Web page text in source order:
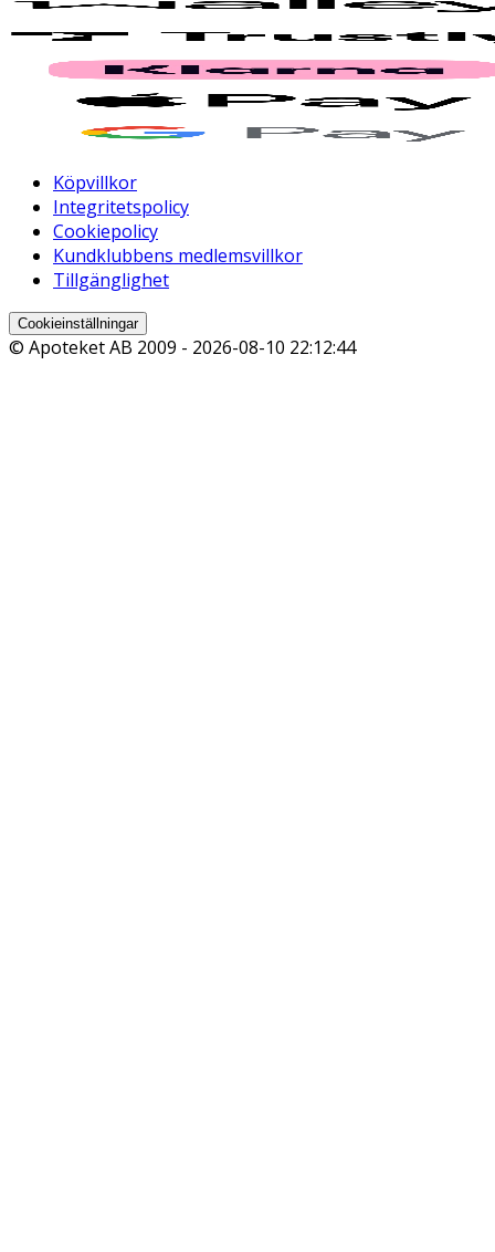
Köpvillkor
Integritetspolicy
Cookiepolicy
Kundklubbens medlemsvillkor
Tillgänglighet
Cookieinställningar
© Apoteket AB 2009 - 2026-08-10 22:12:44